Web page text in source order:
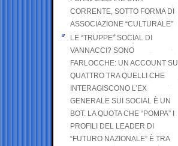
CORRENTE, SOTTO FORMA DI
ASSOCIAZIONE “CULTURALE”
LE “TRUPPE” SOCIAL DI
VANNACCI? SONO
FARLOCCHE: UN ACCOUNT SU
QUATTRO TRA QUELLI CHE
INTERAGISCONO L’EX
GENERALE SUI SOCIAL È UN
BOT. LA QUOTA CHE “POMPA” I
PROFILI DEL LEADER DI
“FUTURO NAZIONALE” È TRA